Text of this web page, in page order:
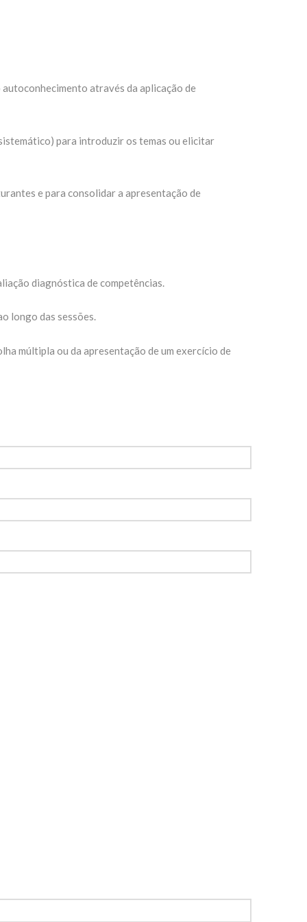
através da aplicação de
para introduzir os temas ou elicitar
e para consolidar a apresentação de
diagnóstica de competências.
longo das sessões.
múltipla ou da apresentação de um exercício de